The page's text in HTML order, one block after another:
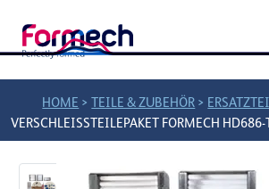
HOME > TEILE & ZUBEHÖR >
VERSCHLEISSTEILEPAKET FORMECH HD686-